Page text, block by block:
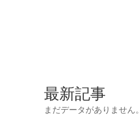
最新記事
まだデータがありません。